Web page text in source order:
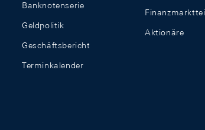
Banknotenserie
Geldpolitik
Geschäftsbericht
Terminkalender
Aktionäre